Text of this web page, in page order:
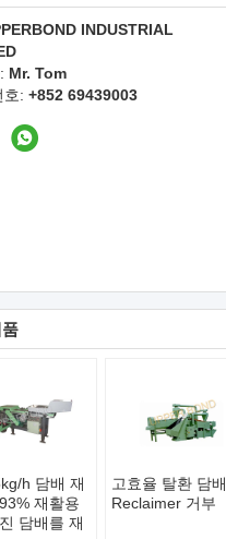
INDUSTRIAL
Mr. Tom
호: +852 69439003
h 담배 재
재활용
담배를 재
고효율 탈환 담배
Reclaimer 거부